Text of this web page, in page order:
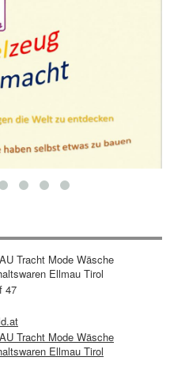
Tracht Mode Wäsche
Ellmau Tirol
47
Tracht Mode Wäsche
Ellmau Tirol